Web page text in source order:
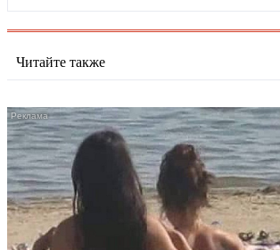
Читайте также